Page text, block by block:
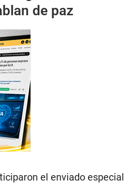
de paz
el enviado especial